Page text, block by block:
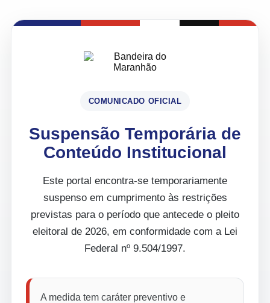
COMUNICADO OFICIAL
Suspensão Temporária de
Conteúdo Institucional
Este portal encontra-se temporariamente
suspenso em cumprimento às restrições
previstas para o período que antecede o pleito
eleitoral de 2026, em conformidade com a Lei
Federal nº 9.504/1997.
A medida tem caráter preventivo e